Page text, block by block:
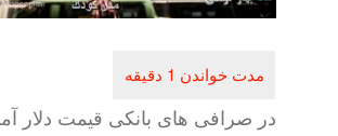
در صرافی های بانكی قیمت دلار آمریكا